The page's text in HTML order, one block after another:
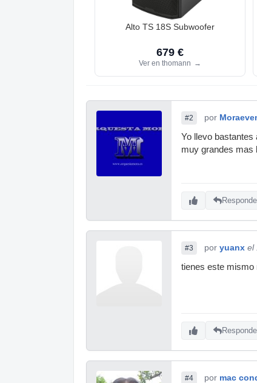
Alto TS 18S Subwoofer
679 €
Ver en thomann →
#2 por
Yo llevo bastantes
muy grandes mas
#3 por yuanx el
tienes este mismo
#4 por mac